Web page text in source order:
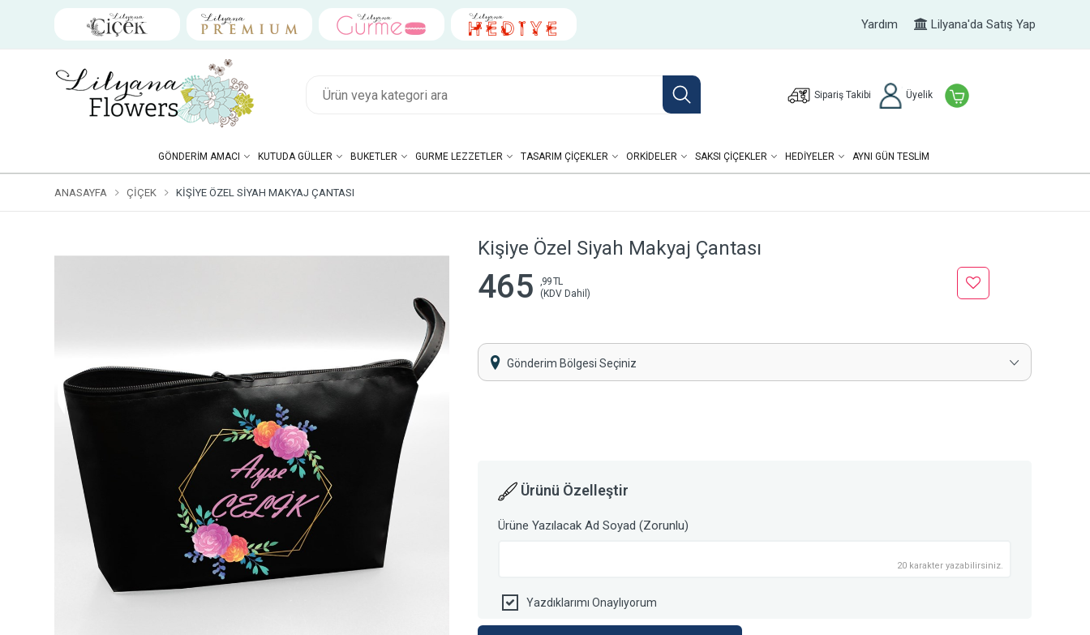
Yardım Lilyana'da Satış Yap
Sipariş Takibi Üyelik
GÖNDERIM AMACI KUTUDA GÜLLER BUKETLER GURME LEZZETLER TASARIM ÇIÇEKLER ORKIDELER SAKSI ÇIÇEKLER HEDIYELER AYNI GÜN TESLİM
ANASAYFA ÇIÇEK KIŞIYE ÖZEL SIYAH MAKYAJ ÇANTASI
Kişiye Özel Siyah Makyaj Çantası
465
,99 TL
(KDV Dahil)
Gönderim Bölgesi Seçiniz
Ürünü Özelleştir
Ürüne Yazılacak Ad Soyad (Zorunlu)
20 karakter yazabilirsiniz.
Yazdıklarımı Onaylıyorum